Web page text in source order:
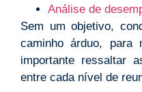
Análise de
Sem um objetivo,
caminho árduo, para
importante ressaltar
entre cada nível de